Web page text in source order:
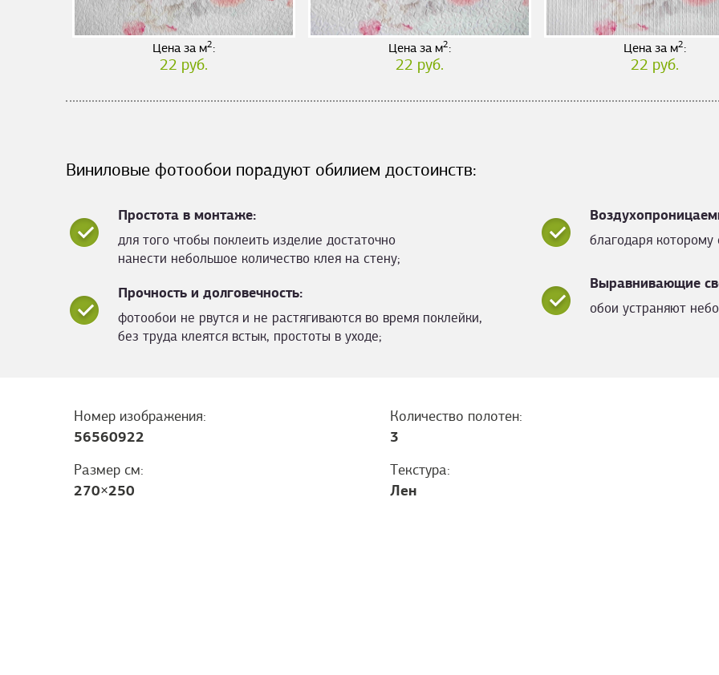
Цена за м2:
22 руб.
Цена за м2:
22 руб.
Цена за м2:
22 руб.
Виниловые фотообои порадуют обилием достоинств:
Простота в монтаже:
для того чтобы поклеить изделие достаточно
нанести небольшое количество клея на стену;
благодаря
Выравнивающие
обои устраняют
Прочность и долговечность:
фотообои не рвутся и не растягиваются во время поклейки,
без труда клеятся встык, простоты в уходе;
Номер изображения:
56560922
Количество полотен:
3
Размер см:
270×250
Текстура:
Лен